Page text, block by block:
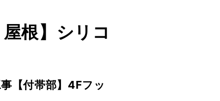
根】シリコ
【付帯部】4Fフッ